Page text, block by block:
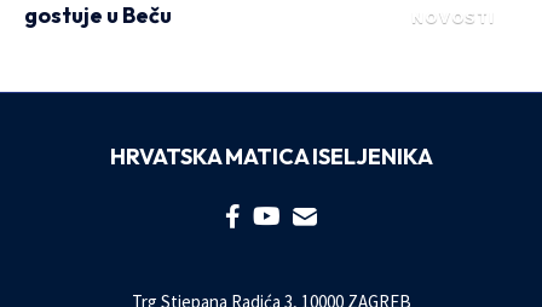
NOVOSTI
gostuje u Beču
HRVATSKA MATICA ISELJENIKA
Trg Stjepana Radića 3, 10000 ZAGREB